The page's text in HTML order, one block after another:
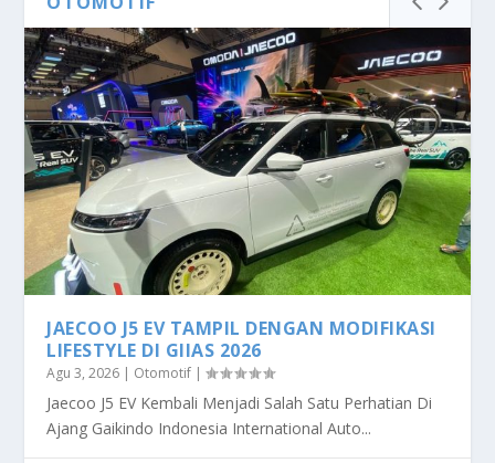
JAECOO J5 EV TAMPIL DENGAN MODIFIKASI
LIFESTYLE DI GIIAS 2026
Agu 3, 2026 | Otomotif |
Jaecoo J5 EV Kembali Menjadi Salah Satu Perhatian Di
Ajang Gaikindo Indonesia International Auto...